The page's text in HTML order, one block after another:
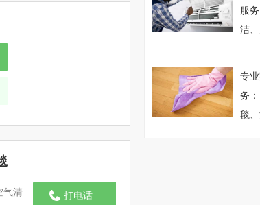
打电话
服
洁、
专
务
毯、